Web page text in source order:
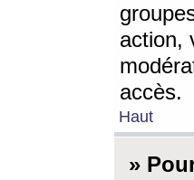
action,
accès.
Haut
»